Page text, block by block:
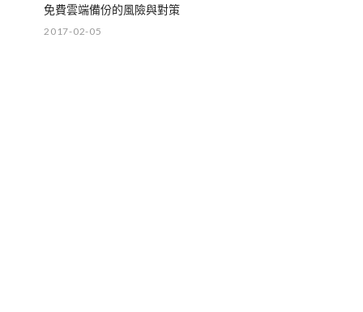
免費雲端備份的風險與對策
2017-02-05